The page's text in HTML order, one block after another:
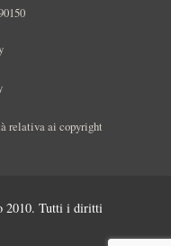
relativa ai copyright
2010. Tutti i diritti